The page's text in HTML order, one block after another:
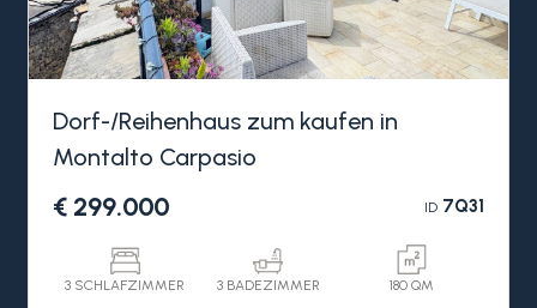
Dorf-/Reihenhaus zum kaufen in
Montalto Carpasio
€ 299.000 ID7Q31
3 SCHLAFZIMMER 3 BADEZIMMER 180 QM